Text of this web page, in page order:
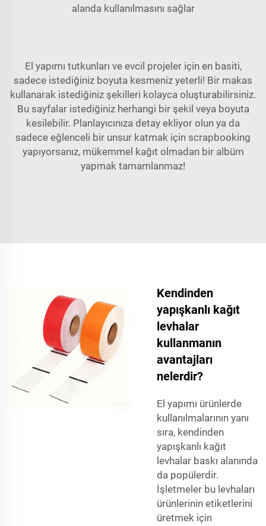
alanda kullanılmasını sağlar
El yapımı tutkunları ve evcil projeler için en basiti,
sadece istediğiniz boyuta kesmeniz yeterli! Bir makas
kullanarak istediğiniz şekilleri kolayca oluşturabilirsiniz.
Bu sayfalar istediğiniz herhangi bir şekil veya boyuta
kesilebilir. Planlayıcınıza detay ekliyor olun ya da
sadece eğlenceli bir unsur katmak için scrapbooking
yapıyorsanız, mükemmel kağıt olmadan bir albüm
yapmak tamamlanmaz!
Kendinden
yapışkanlı kağıt
levhalar
kullanmanın
avantajları
nelerdir?
El yapımı ürünlerde
kullanılmalarının yanı
sıra, kendinden
yapışkanlı kağıt
levhalar baskı alanında
da popülerdir.
İşletmeler bu levhaları
ürünlerinin etiketlerini
üretmek için